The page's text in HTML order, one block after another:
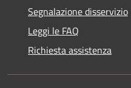
Segnalazione disservizio
Leggi le FAQ
Richiesta assistenza